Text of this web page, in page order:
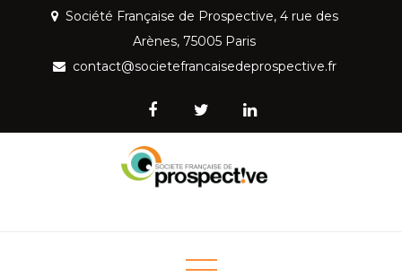
content
Société Française de Prospective, 4 rue des
Arènes, 75005 Paris
contact@societefrancaisedeprospective.fr
Prospective